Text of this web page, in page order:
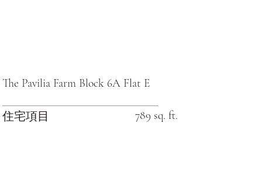
The Pavilia Farm Block 6A Flat E
住宅項目 789 sq. ft.